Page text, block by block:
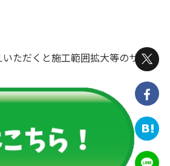
ただくと施工範囲拡大等のサ